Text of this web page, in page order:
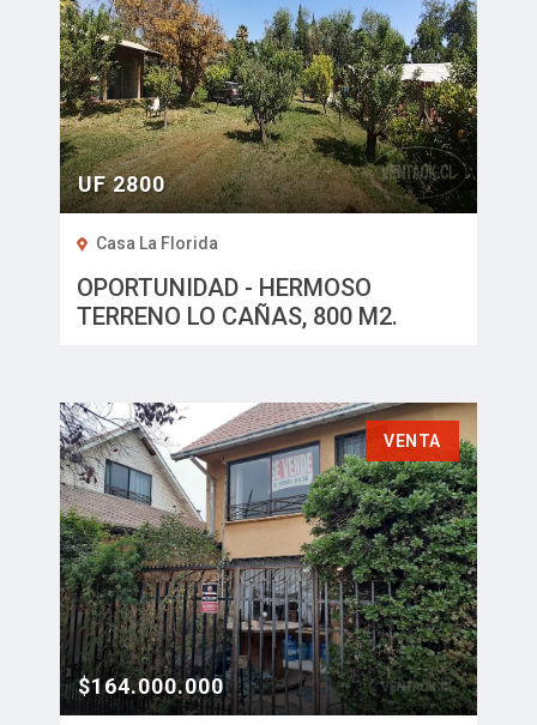
UF 2800
Casa La Florida
OPORTUNIDAD - HERMOSO
TERRENO LO CAÑAS, 800 M2.
VENTA
$164.000.000